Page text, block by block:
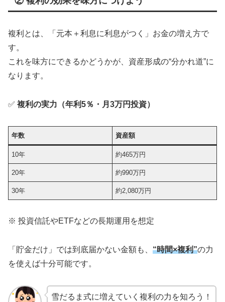
複利とは、「元本＋利息に利息がつく」お金の増え方で
す。
これを味方にできるかどうかが、資産形成の“分かれ道”に
なります。
✅ 複利の実力（年利5％・月3万円投資）
年数 資産額
10年 約465万円
20年 約990万円
30年 約2,080万円
※ 投資信託やETFなどの長期運用を想定
「貯金だけ」では到底届かない金額も、 “時間×複利”の力
を使えば十分可能です。
雪だるま式に増えていく複利の力を知ろう！